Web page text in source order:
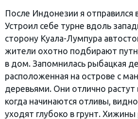
После Индонезии я отправился
Устроил себе турне вдоль
сторону Куала-Лумпура
жители охотно подбирают
в дом. Запомнилась рыбацкая
расположенная на острове с
деревьями. Они отлично растут
когда начинаются отливы,
уходят глубоко в грунт.